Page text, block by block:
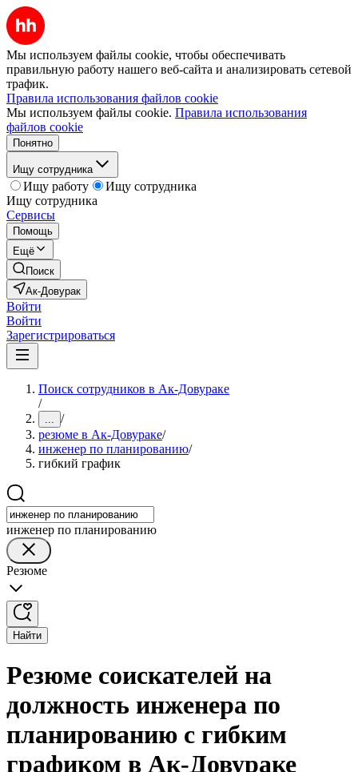
Мы используем файлы cookie, чтобы обеспечивать
правильную работу нашего веб-сайта и анализировать сетевой
трафик.
Правила использования файлов cookie
Мы используем файлы cookie. Правила использования
файлов cookie
Понятно
Ищу сотрудника
Ищу работу
Ищу сотрудника
Ищу сотрудника
Сервисы
Помощь
Ещё
Поиск
Ак-Довурак
Войти
Войти
Зарегистрироваться
Поиск сотрудников в Ак-Довураке
/
... /
резюме в Ак-Довураке/
инженер по планированию/
гибкий график
инженер по планированию
Резюме
Найти
Резюме соискателей на
должность инженера по
планированию с гибким
графиком в Ак-Довураке